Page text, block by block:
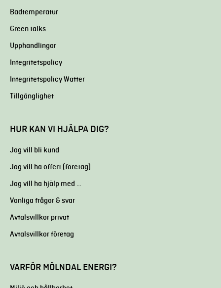
Badtemperatur
Green talks
Upphandlingar
Integritetspolicy
Integritetspolicy Watter
Tillgänglighet
HUR KAN VI HJÄLPA DIG?
Jag vill bli kund
Jag vill ha offert (företag)
Jag vill ha hjälp med …
Vanliga frågor & svar
Avtalsvillkor privat
Avtalsvillkor företag
VARFÖR MÖLNDAL ENERGI?